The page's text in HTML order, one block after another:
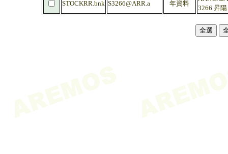
STOCKRR.bnk S3266@ARR.a 年資料
3266 昇